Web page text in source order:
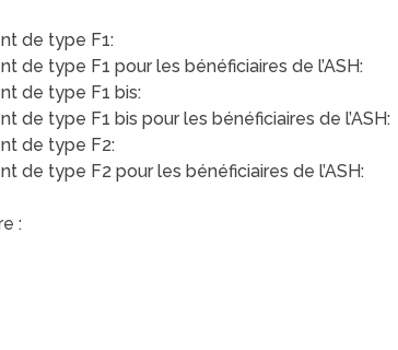
de type F1:
de type F1 pour les bénéficiaires de l’ASH:
de type F1 bis:
de type F1 bis pour les bénéficiaires de l’ASH:
de type F2:
de type F2 pour les bénéficiaires de l’ASH:
: